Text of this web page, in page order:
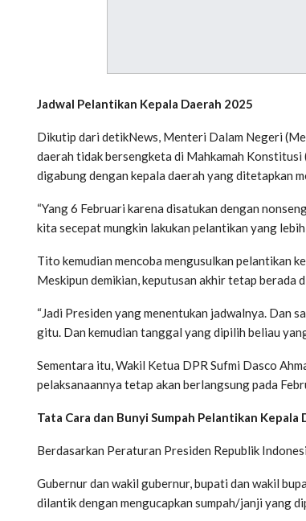
Jadwal Pelantikan Kepala Daerah 2025
Dikutip dari detikNews, Menteri Dalam Negeri
daerah tidak bersengketa di Mahkamah Konstitusi
digabung dengan kepala daerah yang ditetapkan
“Yang 6 Februari karena disatukan dengan
kita secepat mungkin lakukan pelantikan yang
Tito kemudian mencoba mengusulkan pelantikan
Meskipun demikian, keputusan akhir tetap berada
“Jadi Presiden yang menentukan jadwalnya. Dan
gitu. Dan kemudian tanggal yang dipilih beliau
Sementara itu, Wakil Ketua DPR Sufmi Dasco
pelaksanaannya tetap akan berlangsung pada
Tata Cara dan Bunyi Sumpah Pelantikan Kepala
Berdasarkan Peraturan Presiden Republik
Gubernur dan wakil gubernur, bupati dan wakil
dilantik dengan mengucapkan sumpah/janji yang